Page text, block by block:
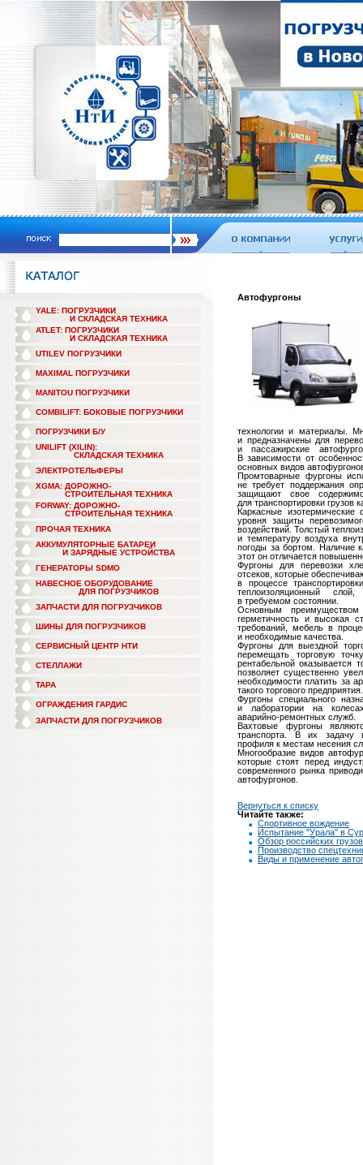
YALE: ПОГРУЗЧИКИ
И СКЛАДСКАЯ ТЕХНИКА
ATLET: ПОГРУЗЧИКИ
И СКЛАДСКАЯ ТЕХНИКА
UTILEV ПОГРУЗЧИКИ
MAXIMAL ПОГРУЗЧИКИ
MANITOU ПОГРУЗЧИКИ
COMBILIFT: БОКОВЫЕ ПОГРУЗЧИКИ
ПОГРУЗЧИКИ Б/У
UNILIFT (XILIN):
СКЛАДСКАЯ ТЕХНИКА
ЭЛЕКТРОТЕЛЬФЕРЫ
XGMA: ДОРОЖНО-
СТРОИТЕЛЬНАЯ ТЕХНИКА
FORWAY: ДОРОЖНО-
СТРОИТЕЛЬНАЯ ТЕХНИКА
ПРОЧАЯ ТЕХНИКА
АККУМУЛЯТОРНЫЕ БАТАРЕИ
И ЗАРЯДНЫЕ УСТРОЙСТВА
ГЕНЕРАТОРЫ SDMO
НАВЕСНОЕ ОБОРУДОВАНИЕ
ДЛЯ ПОГРУЗЧИКОВ
ЗАПЧАСТИ ДЛЯ ПОГРУЗЧИКОВ
ШИНЫ ДЛЯ ПОГРУЗЧИКОВ
СЕРВИСНЫЙ ЦЕНТР НТИ
СТЕЛЛАЖИ
ТАРА
ОГРАЖДЕНИЯ ГАРДИС
ЗАПЧАСТИ ДЛЯ ПОГРУЗЧИКОВ
Автофургоны
технологии и материалы.
и предназначены для
и пассажирские
В зависимости от
основных видов
Промтоварные фургоны
не требует поддержания
защищают свое
для транспортировки грузов
Каркасные изотермические
уровня защиты
воздействий. Толстый
и температуру воздуха
погоды за бортом. Наличие
этот он отличается
Фургоны для перевозки
отсеков, которые
в процессе
теплоизоляционный
в требуемом состоянии.
Основным
герметичность и высокая
требований, мебель в
и необходимые качества.
Фургоны для выездной
перемещать торговую
рентабельной оказывается
позволяет существенно
необходимости платить за
такого торгового предприятия.
Фургоны специального
и лаборатории на
аварийно-ремонтных служб.
Вахтовые фургоны
транспорта. В их задачу
профиля к местам несения
Многообразие видов
которые стоят перед
современного рынка
автофургонов.
Вернуться к списку
Читайте также:
Спортивное вождение
Испытание "Урала" в
Обзор российских
Производство
Виды и применение